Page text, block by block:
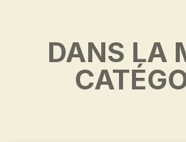
DANS LA